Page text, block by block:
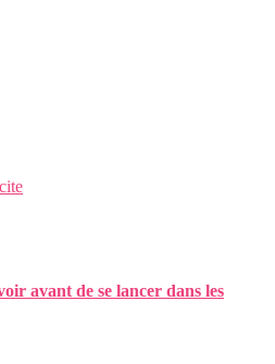
avant de se lancer dans les